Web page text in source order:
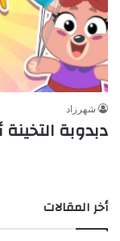
شهرزاد
دبدوبة
أخر المقالات